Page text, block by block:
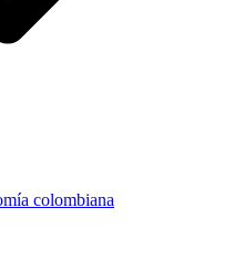
colombiana